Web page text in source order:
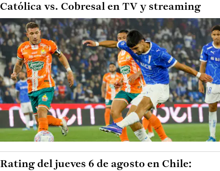
Católica vs. Cobresal en TV y streaming
Rating del jueves 6 de agosto en Chile: